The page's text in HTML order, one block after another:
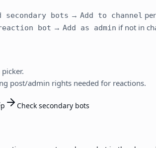
secondary bots → Add to channel
bot → Add as admin if not in
post/admin rights needed for reactions.
Check secondary bots